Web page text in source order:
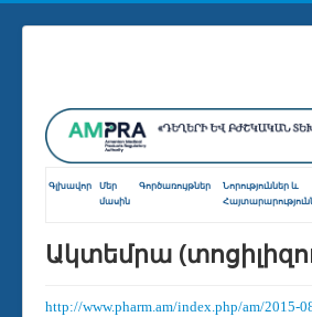
Գլխավոր
Մեր
մասին
Գործառույթներ
Նորություններ և
Ակտեմրա
http://www.pharm.am/index.php/am/2015-